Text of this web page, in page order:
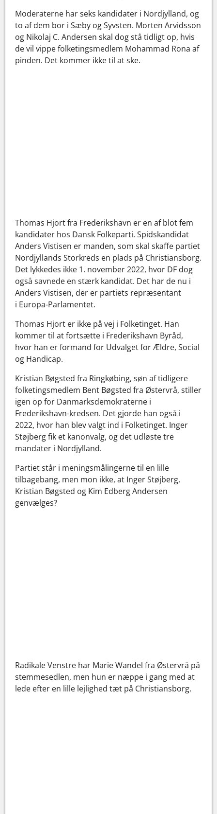
Moderaterne har seks kandidater i Nordjylland, og
to af dem bor i Sæby og Syvsten. Morten Arvidsson
og Nikolaj C. Andersen skal dog stå tidligt op, hvis
de vil vippe folketingsmedlem Mohammad Rona af
pinden. Det kommer ikke til at ske.
Thomas Hjort fra Frederikshavn er en af blot fem
kandidater hos Dansk Folkeparti. Spidskandidat
Anders Vistisen er manden, som skal skaffe partiet
Nordjyllands Storkreds en plads på Christiansborg.
Det lykkedes ikke 1. november 2022, hvor DF dog
også savnede en stærk kandidat. Det har de nu i
Anders Vistisen, der er partiets repræsentant
i Europa-Parlamentet.
Thomas Hjort er ikke på vej i Folketinget. Han
kommer til at fortsætte i Frederikshavn Byråd,
hvor han er formand for Udvalget for Ældre, Social
og Handicap.
Kristian Bøgsted fra Ringkøbing, søn af tidligere
folketingsmedlem Bent Bøgsted fra Østervrå, stiller
igen op for Danmarksdemokraterne i
Frederikshavn-kredsen. Det gjorde han også i
2022, hvor han blev valgt ind i Folketinget. Inger
Støjberg fik et kanonvalg, og det udløste tre
mandater i Nordjylland.
Partiet står i meningsmålingerne til en lille
tilbagebang, men mon ikke, at Inger Støjberg,
Kristian Bøgsted og Kim Edberg Andersen
genvælges?
Radikale Venstre har Marie Wandel fra Østervrå på
stemmesedlen, men hun er næppe i gang med at
lede efter en lille lejlighed tæt på Christiansborg.